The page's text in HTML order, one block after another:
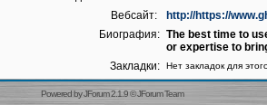
Вебсайт:
http://https://
Биография: The best time to
or expertise to
Закладки:
Нет закладок для
Powered byJForum 2.1.9©JForum Team